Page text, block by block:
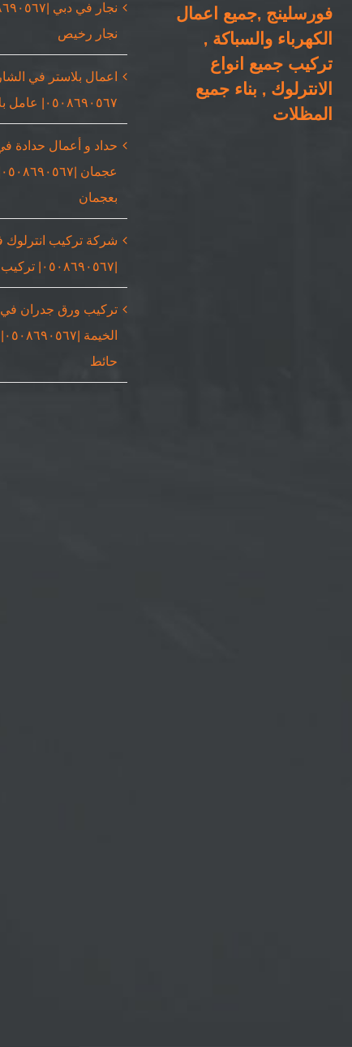
فورسلينج ,جميع اعمال
الكهرباء والسباكة ,
تركيب جميع انواع
الانترلوك , بناء جميع
المظلات
نجار رخيص
اعمال بلاستر في
٠٥٠٨٦٩٠٥٦٧| عامل بلاستر
حداد و أعمال حدادة
بعجمان
شركة تركيب انترلوك
|٠٥٠٨٦٩٠٥٦٧| تركيب بلاط
تركيب ورق جدران
حائط